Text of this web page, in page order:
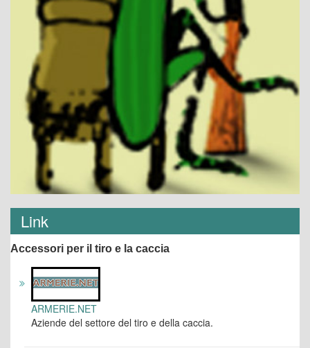
Link
Accessori per il tiro e la caccia
ARMERIE.NET
Aziende del settore del tiro e della caccia.